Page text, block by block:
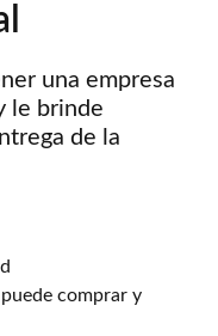
una empresa
le brinde
de la
comprar y